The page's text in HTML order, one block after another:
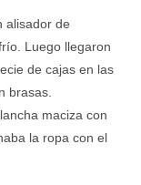
alisador de
Luego llegaron
de cajas en las
brasas.
maciza con
la ropa con el